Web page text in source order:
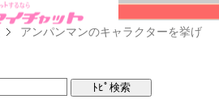
アンパンマンのキャラクターを挙げ